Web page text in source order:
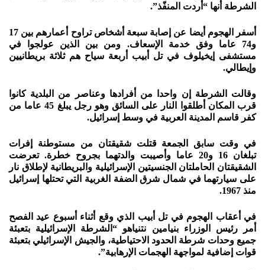
الشرطة أنها “أردت المنفّذ”.
أسفر الهجوم أيضا عن إصابة سبعة أشخاص تراوح أعمارهم بين 17
و74 عاما وفق خدمة الإسعاف. ومن بين الذين عولجوا في
مستشفى إيخيلوف في تل أبيب أربعة سياح هم ثلاثة بريطانيين
وإيطالي.
وقالت الشرطة إن واحدا من أفرادها وعناصر من البلدية كانوا
قرب المكان أطلقوا النار على السائق وهو رجل يبلغ 45 عاما من
كفر قاسم المدينة العربية في وسط إسرائيل.
في وقت سابق الجمعة قتلت شقيقتان من مستوطنة إفرات
تبلغان 16 و20 عاما وأصيبت والدتهما بجروح خطرة. تعرضت
الشقيقتان الحاملتان الجنسيتين الإسرائيلية والبريطانية لإطلاق نار
على سيارتهما في شمال شرق الضفة الغربية التي تحتلها إسرائيل
منذ 1967.
في أعقاب الهجوم في تل أبيب الذي وقع أثناء أسبوع عيد الفصح
أمر رئيس الوزراء بنيامين نتنياهو “الشرطة الإسرائيلية بتعبئة
جميع وحدات شرطة الحدود الاحتياطية، والجيش الإسرائيلي بتعبئة
قوات إضافية لمواجهة الهجمات الإرهابية”.